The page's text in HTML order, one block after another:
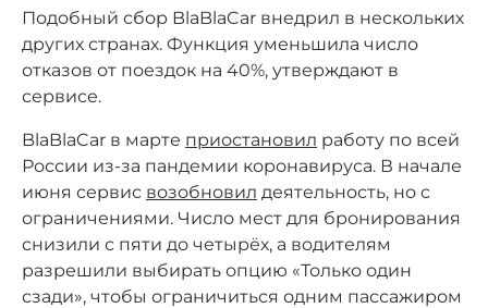
Подобный сбор BlaBlaCar внедрил в нескольких
других странах. Функция уменьшила число
отказов от поездок на 40%, утверждают в
сервисе.
BlaBlaCar в марте приостановил работу по всей
России из-за пандемии коронавируса. В начале
июня сервис возобновил деятельность, но с
ограничениями. Число мест для бронирования
снизили с пяти до четырёх, а водителям
разрешили выбирать опцию «Только один
сзади», чтобы ограничиться одним пассажиром